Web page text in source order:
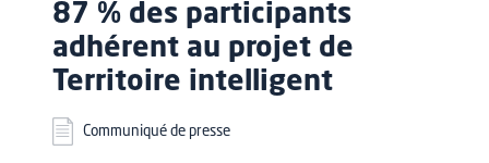
87 % des participants
adhérent au projet de
Territoire intelligent
Communiqué de presse